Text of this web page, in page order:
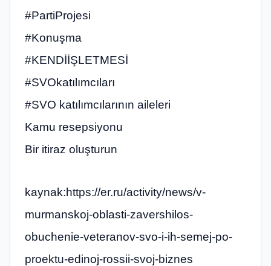
#PartiProjesi
#Konuşma
#KENDİİŞLETMESİ
#SVOkatılımcıları
#SVO katılımcılarının aileleri
Kamu resepsiyonu
Bir itiraz oluşturun
kaynak:https://er.ru/activity/news/v-
murmanskoj-oblasti-zavershilos-
obuchenie-veteranov-svo-i-ih-semej-po-
proektu-edinoj-rossii-svoj-biznes